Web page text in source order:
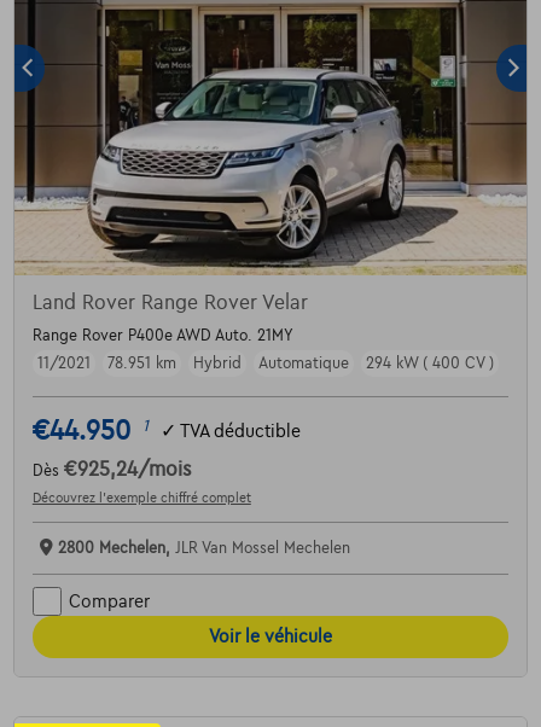
Land Rover Range Rover Velar
Range Rover P400e AWD Auto. 21MY
11/2021
78.951 km Hybrid Automatique 294 kW ( 400 CV )
€44.950 1 ✓ TVA déductible
Dès €925,24/mois
Découvrez l’exemple chiffré complet
2800 Mechelen, JLR Van Mossel Mechelen
Comparer
Voir le véhicule